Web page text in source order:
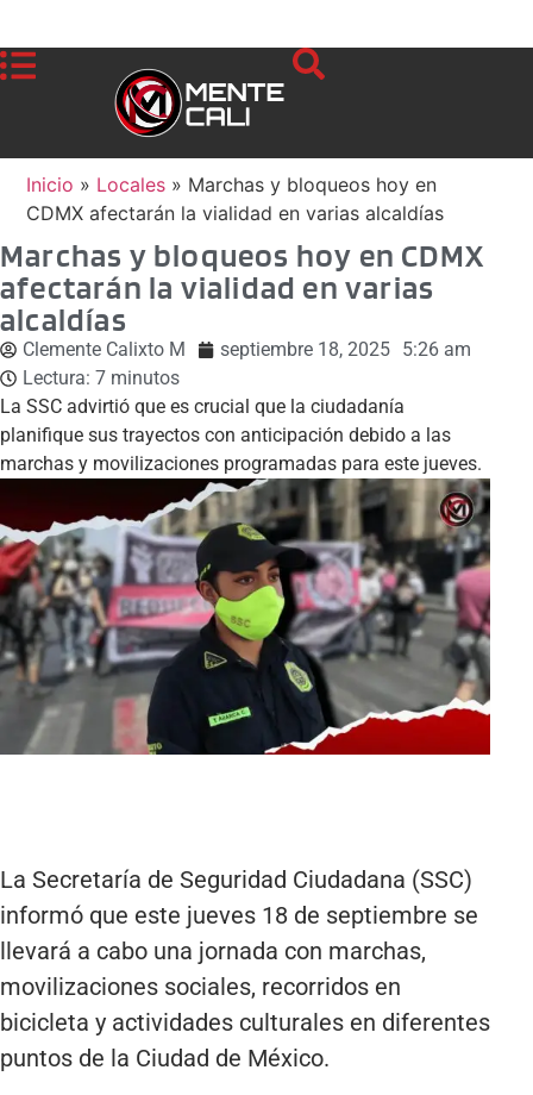
Inicio » Locales » Marchas y bloqueos hoy en
CDMX afectarán la vialidad en varias alcaldías
Marchas y bloqueos hoy en CDMX
afectarán la vialidad en varias
alcaldías
Clemente Calixto M septiembre 18, 2025 5:26 am
Lectura: 7 minutos
La SSC advirtió que es crucial que la ciudadanía
planifique sus trayectos con anticipación debido a las
marchas y movilizaciones programadas para este jueves.
La Secretaría de Seguridad Ciudadana (SSC)
informó que este jueves 18 de septiembre se
llevará a cabo una jornada con marchas,
movilizaciones sociales, recorridos en
bicicleta y actividades culturales en diferentes
puntos de la Ciudad de México.